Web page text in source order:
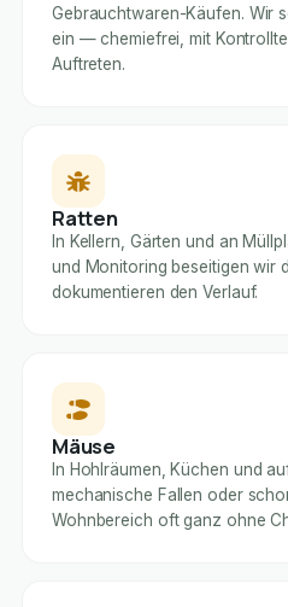
Gebrauchtwaren-Käufen. Wir
ein — chemiefrei, mit
Auftreten.
Ratten
In Kellern, Gärten und an
und Monitoring beseitigen wir
dokumentieren den Verlauf.
Mäuse
In Hohlräumen, Küchen und
mechanische Fallen oder
Wohnbereich oft ganz ohne